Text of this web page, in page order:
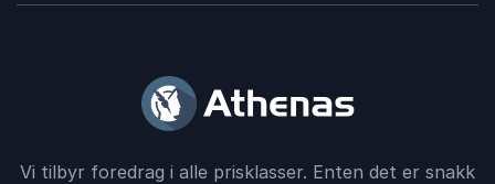
Vi tilbyr foredrag i alle prisklasser. Enten det er snakk